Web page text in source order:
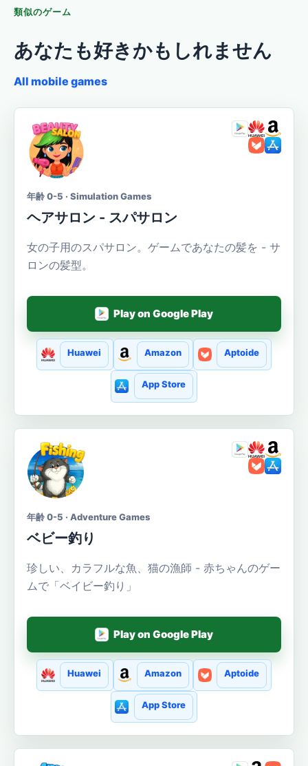
類似のゲーム
あなたも好きかもしれません
All mobile games
年齢 0-5 · Simulation Games
ヘアサロン - スパサロン
女の子用のスパサロン。ゲームであなたの髪を - サ
ロンの髪型。
Play on Google Play
Huawei Amazon Aptoide
App Store
年齢 0-5 · Adventure Games
ベビー釣り
珍しい、カラフルな魚、猫の漁師 - 赤ちゃんのゲー
ムで「ベイビー釣り」
Play on Google Play
Huawei Amazon Aptoide
App Store